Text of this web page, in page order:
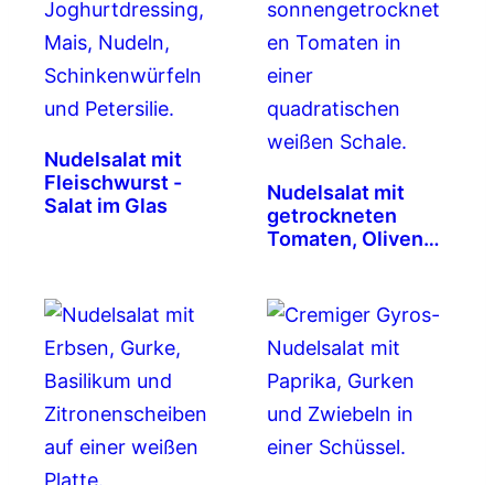
Nudelsalat mit
Fleischwurst -
Salat im Glas
Nudelsalat mit
getrockneten
Tomaten, Oliven